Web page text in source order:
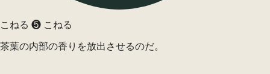
こねる ❺ こねる
茶葉の内部の香りを放出させるのだ。